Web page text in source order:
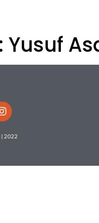
Yusuf
| 2022